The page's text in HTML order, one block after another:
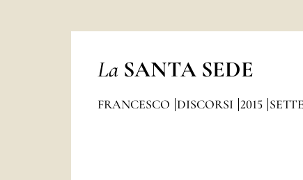
La SANTA SEDE
FRANCESCO DISCORSI 2015